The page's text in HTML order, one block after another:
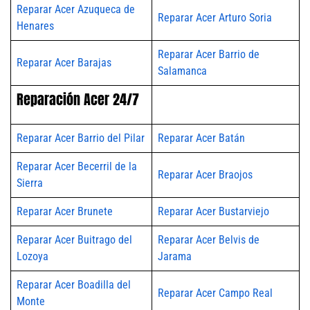
Reparar Acer Azuqueca de
Henares
Reparar Acer Arturo Soria
Reparar Acer Barajas
Reparar Acer Barrio de
Salamanca
Reparación Acer 24/7
Reparar Acer Barrio del Pilar Reparar Acer Batán
Reparar Acer Becerril de la
Sierra
Reparar Acer Braojos
Reparar Acer Brunete Reparar Acer Bustarviejo
Reparar Acer Buitrago del
Lozoya
Reparar Acer Belvis de
Jarama
Reparar Acer Boadilla del
Monte
Reparar Acer Campo Real